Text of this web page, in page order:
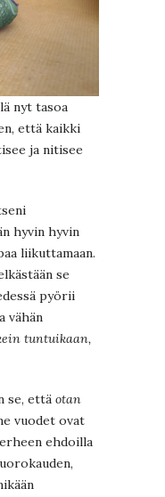
nyt tasoa
että kaikki
ja nitisee
hyvin hyvin
liikuttamaan.
se
pyörii
vähän
tuntuikaan,
se, että otan
vuodet ovat
ehdoilla